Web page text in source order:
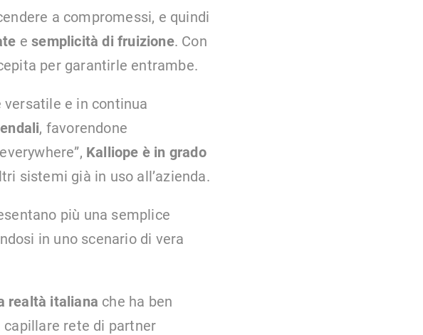
a compromessi, e quindi
esemplicità di fruizione. Con
per garantirle entrambe.
e in continua
, favorendone
Kalliope è in grado
sistemi già in uso all’azienda.
più una semplice
in uno scenario di vera
realtà italiana che ha ben
capillare rete di partner